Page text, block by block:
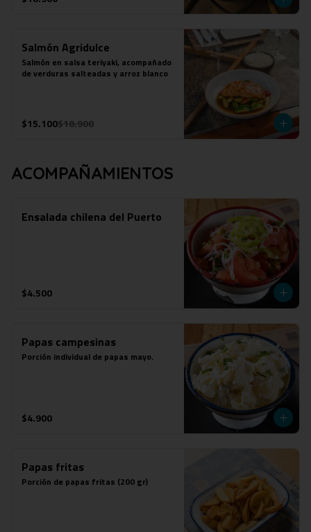
Salmón Agridulce
Salmón en salsa teriyaki, acompañado
de verduras salteadas y arroz blanco
$15.100$18.900
ACOMPAÑAMIENTOS
Ensalada chilena del Puerto
$4.500
Papas campesinas
Porción individual de papas mayo.
$4.900
Papas fritas
Porción de papas fritas (200 gr)